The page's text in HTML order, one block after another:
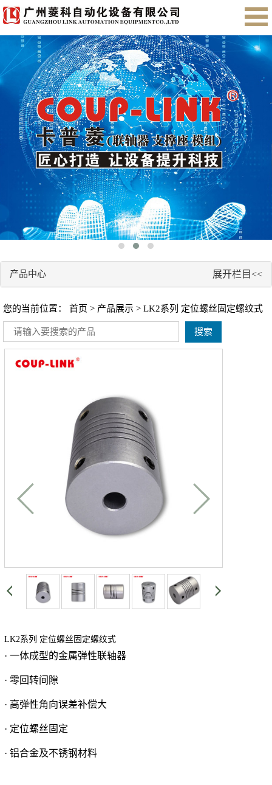
首页 关于我们 产品展示 售后服务
会员注册
English
产品中心 展开栏目<<
您的当前位置： 首页 > 产品展示 > LK2系列 定位螺丝固定螺纹式
搜索
LK2系列 定位螺丝固定螺纹式
· 一体成型的金属弹性联轴器
· 零回转间隙
· 高弹性角向误差补偿大
· 定位螺丝固定
· 铝合金及不锈钢材料